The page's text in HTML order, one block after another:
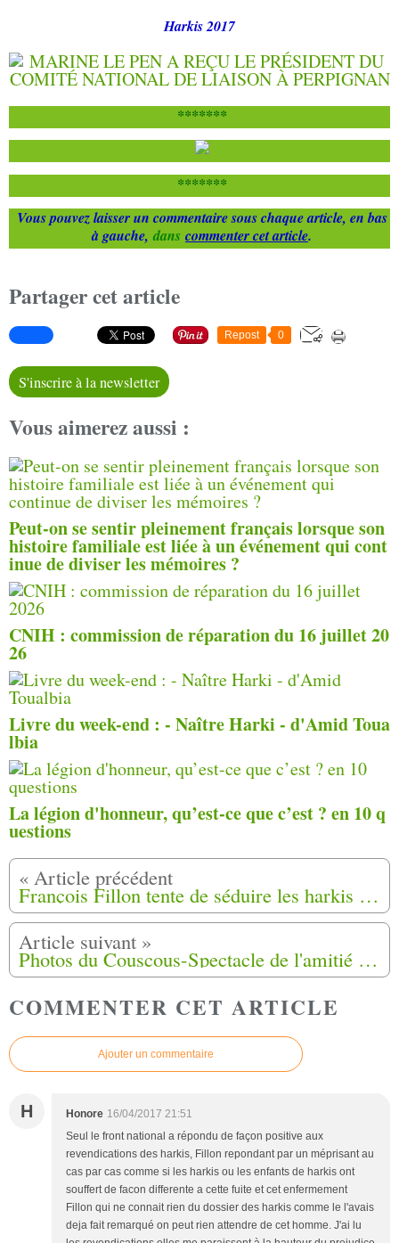
Harkis 2017
*******
*******
Vous pouvez laisser un commentaire sous chaque article, en bas
à gauche, dans commenter cet article.
Partager cet article
Repost 0
S'inscrire à la newsletter
Vous aimerez aussi :
Peut-on se sentir pleinement français lorsque son
histoire familiale est liée à un événement qui cont
inue de diviser les mémoires ?
CNIH : commission de réparation du 16 juillet 20
26
Livre du week-end : - Naître Harki - d'Amid Toua
lbia
La légion d'honneur, qu’est-ce que c’est ? en 10 q
uestions
François Fillon tente de séduire les harkis de Perpignan
Photos du Couscous-Spectacle de l'amitié du 09-04-2017 à Périgueux
COMMENTER CET ARTICLE
Ajouter un commentaire
H Honore 16/04/2017 21:51
Seul le front national a répondu de façon positive aux
revendications des harkis, Fillon repondant par un méprisant au
cas par cas comme si les harkis ou les enfants de harkis ont
souffert de facon differente a cette fuite et cet enfermement
Fillon qui ne connait rien du dossier des harkis comme le l'avais
deja fait remarqué on peut rien attendre de cet homme. J'ai lu